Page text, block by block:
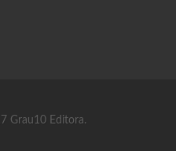
Grau10 Editora.